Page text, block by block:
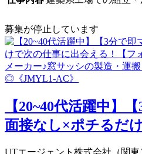
募集が停止しています
【20~40代活躍中】
面接なし×ポチるだ
UTエージェント株式会社（関東